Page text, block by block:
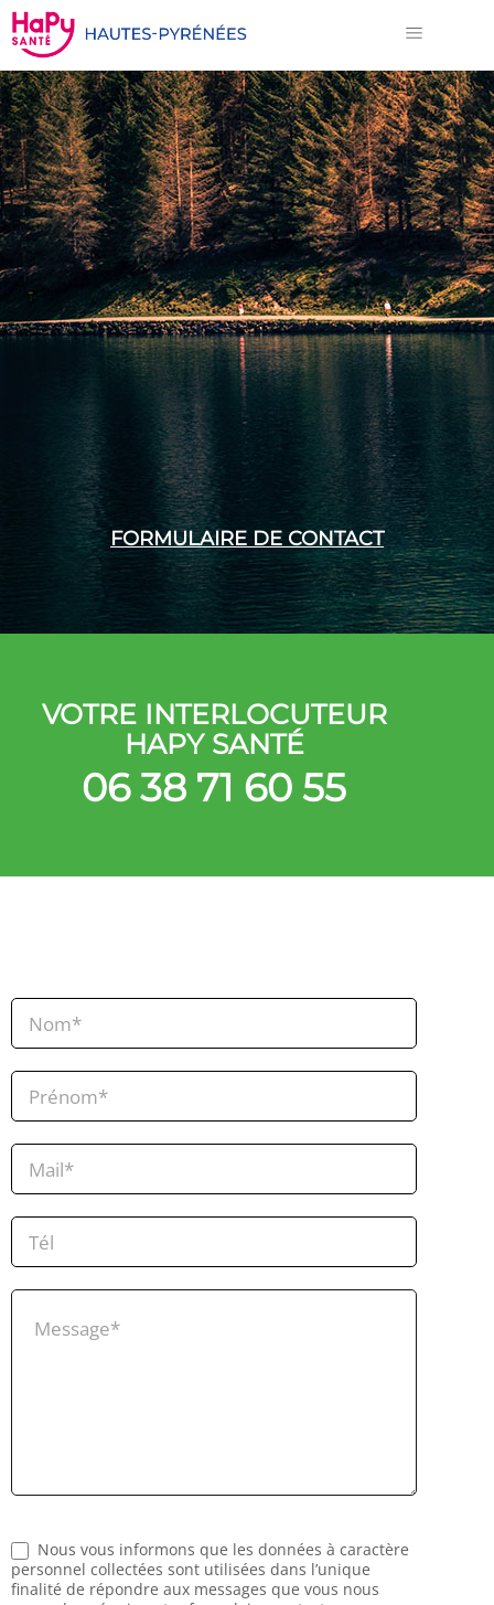
FORMULAIRE DE CONTACT
VOTRE INTERLOCUTEUR
HAPY SANTÉ
06 38 71 60 55
Contact
Général
Hapy
Nous vous informons que les données à caractère
personnel collectées sont utilisées dans l’unique
finalité de répondre aux messages que vous nous